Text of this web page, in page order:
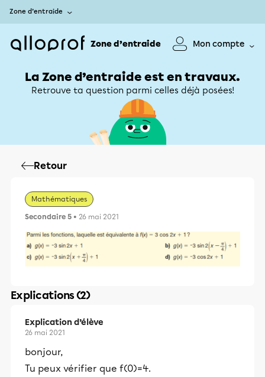
Zone d’entraide
Zone d’entraide Mon compte
La Zone d’entraide est en travaux.
Retrouve ta question parmi celles déjà posées!
Retour
Mathématiques
Secondaire 5 • 26 mai 2021
Explications (2)
Explication d’élève
26 mai 2021
bonjour,
Tu peux vérifier que f(0)=4.